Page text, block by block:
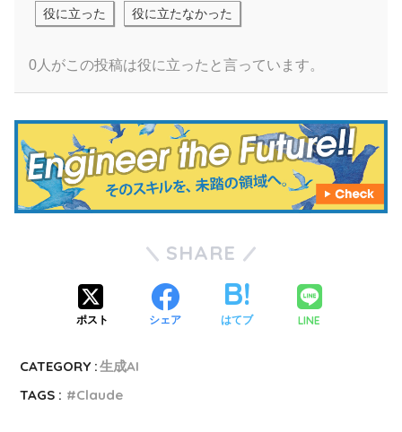
役に立った 役に立たなかった
0人がこの投稿は役に立ったと言っています。
SHARE
ポスト シェア はてブ LINE
CATEGORY :生成AI
TAGS :
Claude